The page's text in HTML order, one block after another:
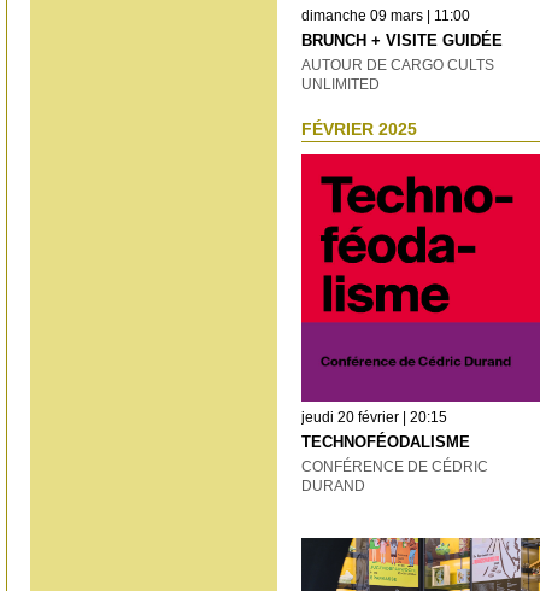
dimanche 09 mars | 11:00
BRUNCH + VISITE GUIDÉE
AUTOUR DE CARGO CULTS
UNLIMITED
FÉVRIER 2025
jeudi 20 février | 20:15
TECHNOFÉODALISME
CONFÉRENCE DE CÉDRIC
DURAND